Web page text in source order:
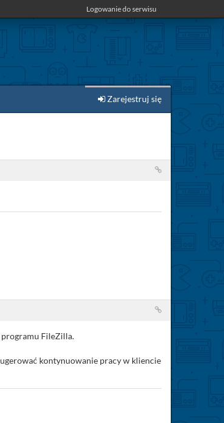
Logowanie do serwisu
Zarejestruj się
programu FileZilla.
kontynuowanie pracy w kliencie